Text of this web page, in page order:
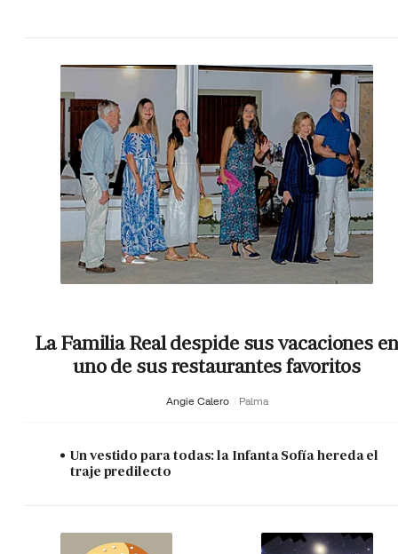
La Familia Real despide sus vacaciones en
uno de sus restaurantes favoritos
Angie Calero Palma
Un vestido para todas: la Infanta Sofía hereda el
traje predilecto